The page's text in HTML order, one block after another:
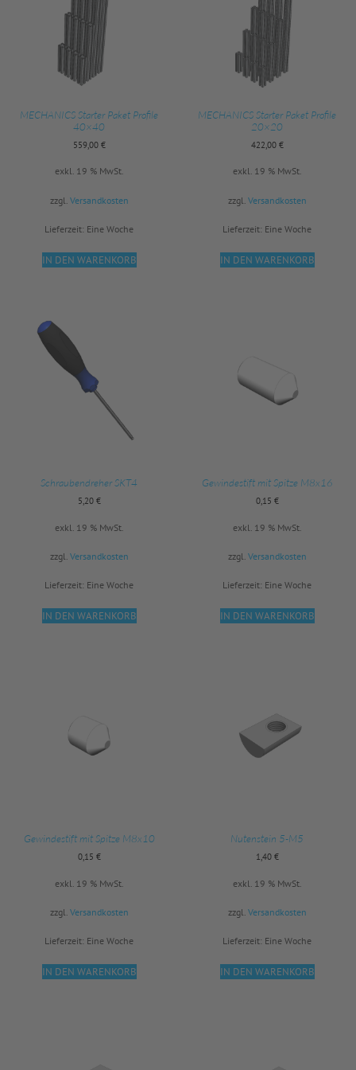
MECHANICS Starter Paket Profile
40×40
559,00 €
exkl. 19 % MwSt.
zzgl. Versandkosten
Lieferzeit: Eine Woche
IN DEN WARENKORB
MECHANICS Starter Paket Profile
20×20
422,00 €
exkl. 19 % MwSt.
zzgl. Versandkosten
Lieferzeit: Eine Woche
IN DEN WARENKORB
Schraubendreher SKT4
5,20 €
exkl. 19 % MwSt.
zzgl. Versandkosten
Lieferzeit: Eine Woche
IN DEN WARENKORB
Gewindestift mit Spitze M8x16
0,15 €
exkl. 19 % MwSt.
zzgl. Versandkosten
Lieferzeit: Eine Woche
IN DEN WARENKORB
Gewindestift mit Spitze M8x10
0,15 €
exkl. 19 % MwSt.
zzgl. Versandkosten
Lieferzeit: Eine Woche
IN DEN WARENKORB
Nutenstein 5-M5
1,40 €
exkl. 19 % MwSt.
zzgl. Versandkosten
Lieferzeit: Eine Woche
IN DEN WARENKORB